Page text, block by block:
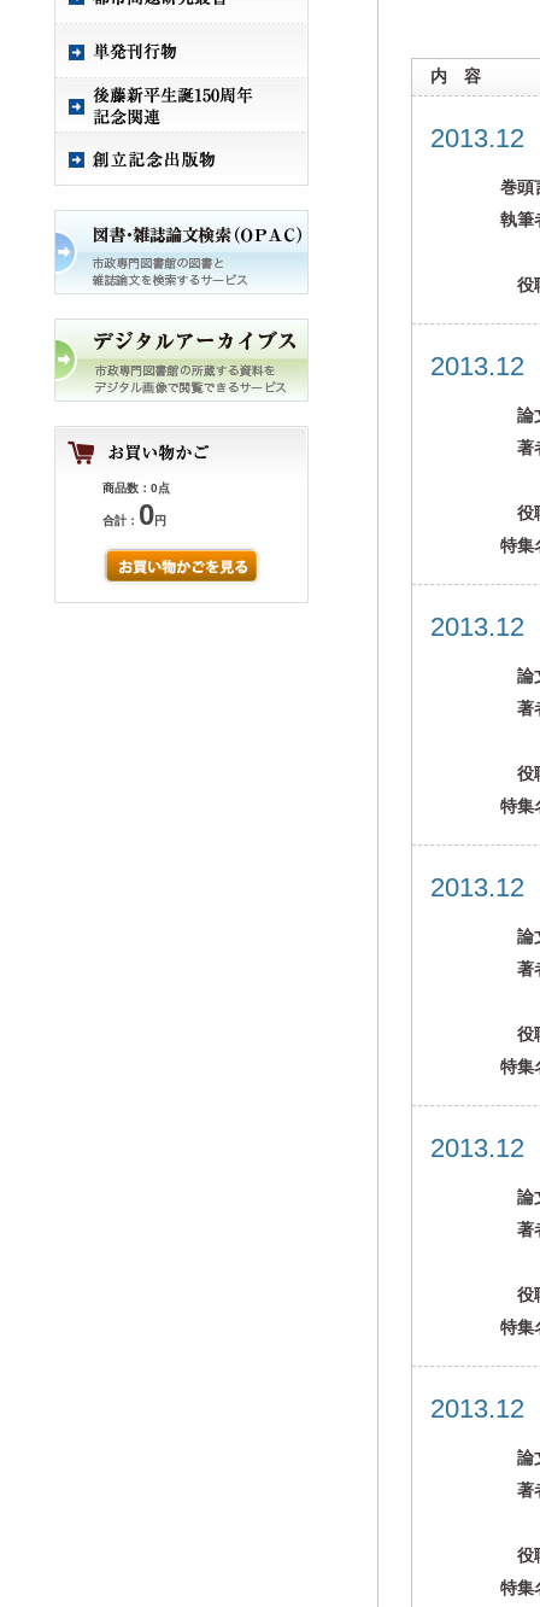
商品数：0点
合計： 0円
内 容
巻頭
執筆
役
論
著
役
特集
論
著
役
特集
論
著
役
特集
論
著
役
特集
論
著
役
特集